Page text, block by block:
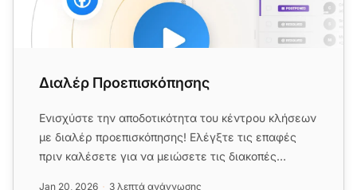
Διαλέρ Προεπισκόπησης
Ενισχύστε την αποδοτικότητα του κέντρου κλήσεων
με διαλέρ προεπισκόπησης! Ελέγξτε τις επαφές
πριν καλέσετε για να μειώσετε τις διακοπές
Jan 20, 2026 3 λεπτά ανάγνωσης